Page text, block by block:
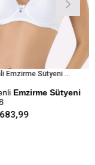
Kaplı Balenli Emzirme Sütyeni NBB 3628
Sütyeni
Açılabilen
Liza